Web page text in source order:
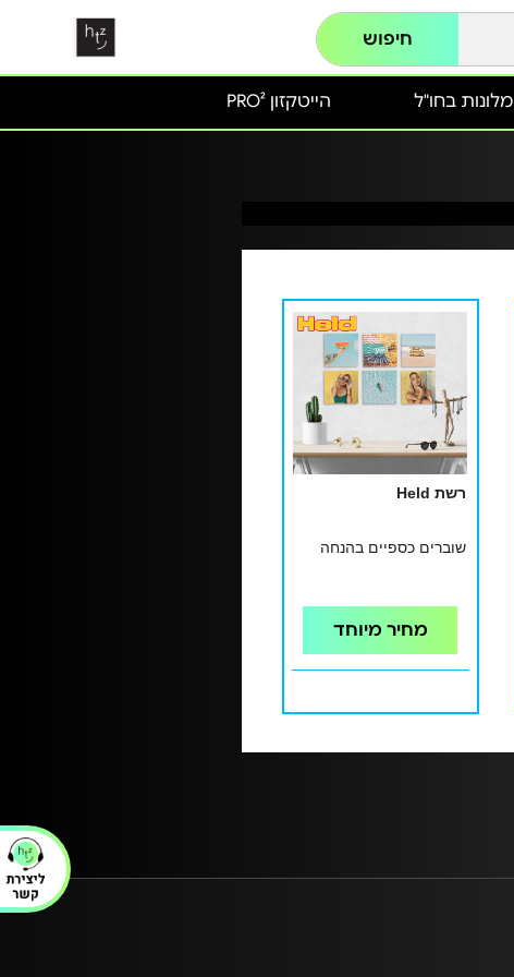
חיפוש
הייטקזון PRO² מלונות בחו"ל
רשת Held
שוברים כספיים בהנחה
מחיר מיוחד